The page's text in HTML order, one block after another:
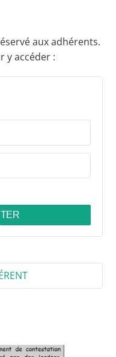
aux adhérents.
y accéder :